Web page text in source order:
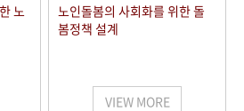
노
노인돌봄의 사회화를 위한 돌
봄정책 설계
VIEW MORE